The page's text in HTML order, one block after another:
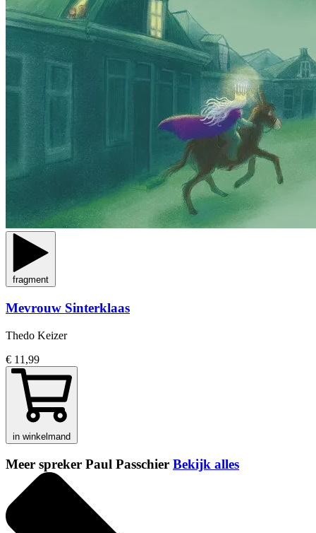
fragment
Mevrouw Sinterklaas
Thedo Keizer
€ 11,99
in winkelmand
Meer spreker Paul Passchier Bekijk alles